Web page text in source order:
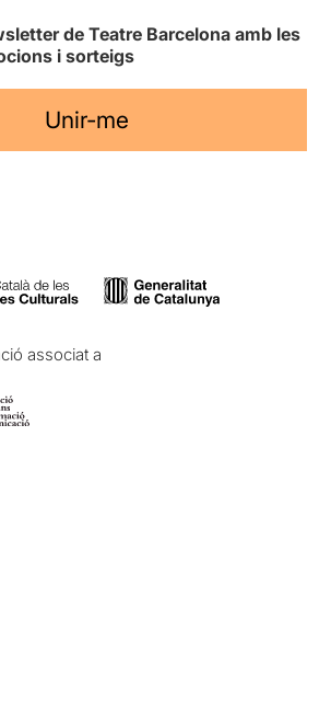
de Teatre Barcelona amb les
i sorteigs
Unir-me
associat a